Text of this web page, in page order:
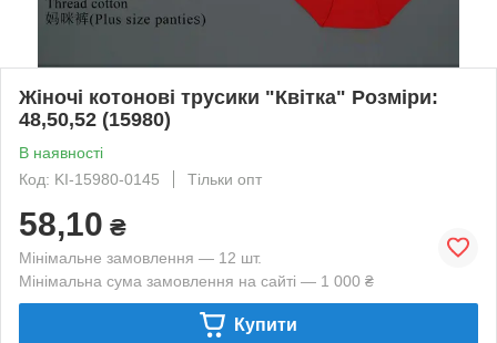
Жіночі котонові трусики "Квітка" Розміри:
48,50,52 (15980)
В наявності
Код: KI-15980-0145
Тільки опт
58,10 ₴
Мінімальне замовлення — 12 шт.
Мінімальна сума замовлення на сайті — 1 000 ₴
Купити